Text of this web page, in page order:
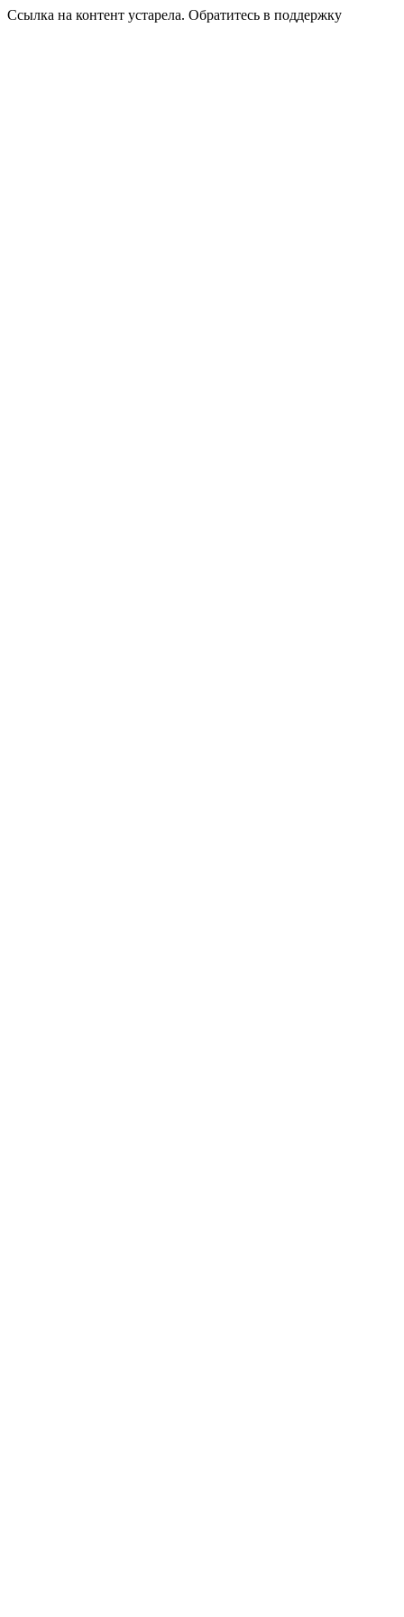
Ссылка на контент устарела. Обратитесь в поддержку